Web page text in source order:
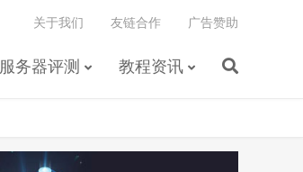
服务器评测 教程资讯
关于我们 友链合作 广告赞助